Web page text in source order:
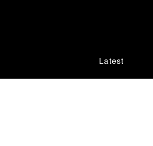
Latest